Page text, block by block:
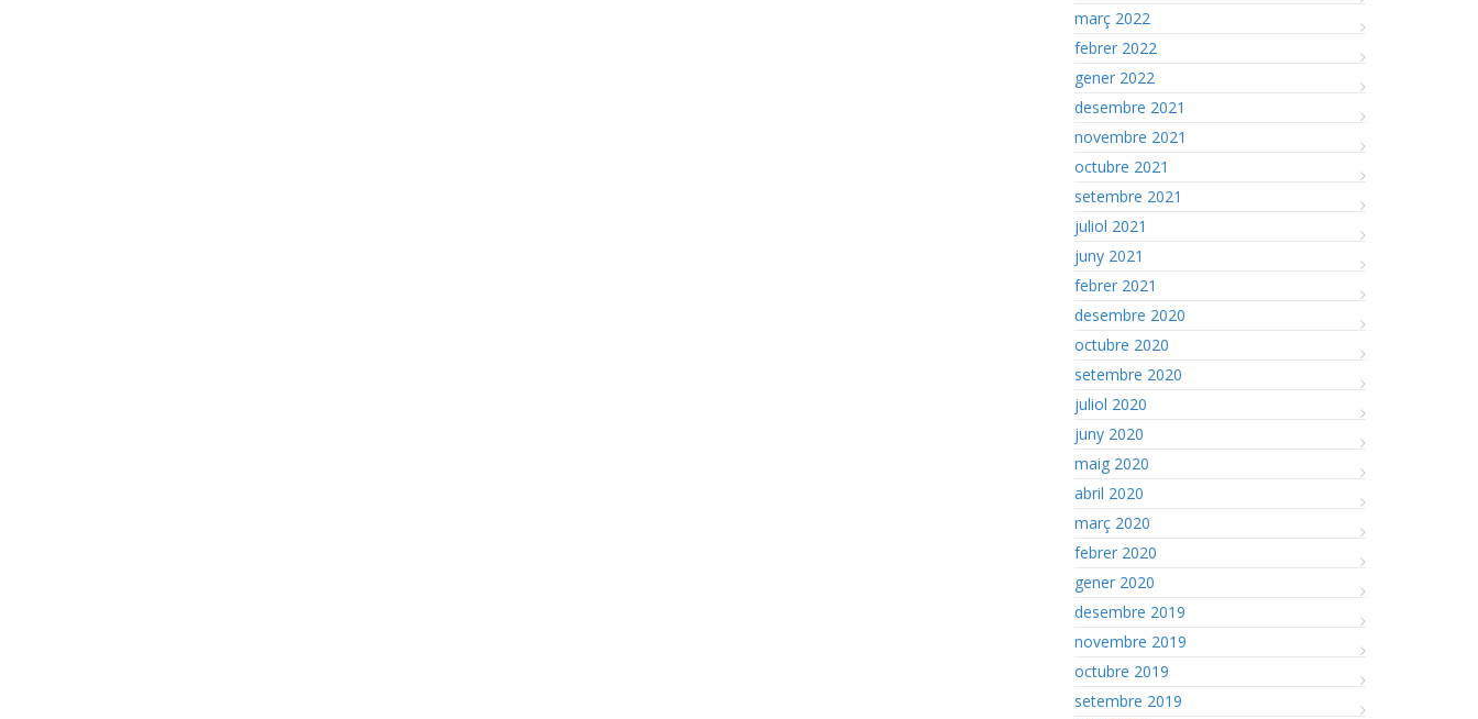
març 2022
febrer 2022
gener 2022
desembre 2021
novembre 2021
octubre 2021
setembre 2021
juliol 2021
juny 2021
febrer 2021
desembre 2020
octubre 2020
setembre 2020
juliol 2020
juny 2020
maig 2020
abril 2020
març 2020
febrer 2020
gener 2020
desembre 2019
novembre 2019
octubre 2019
setembre 2019